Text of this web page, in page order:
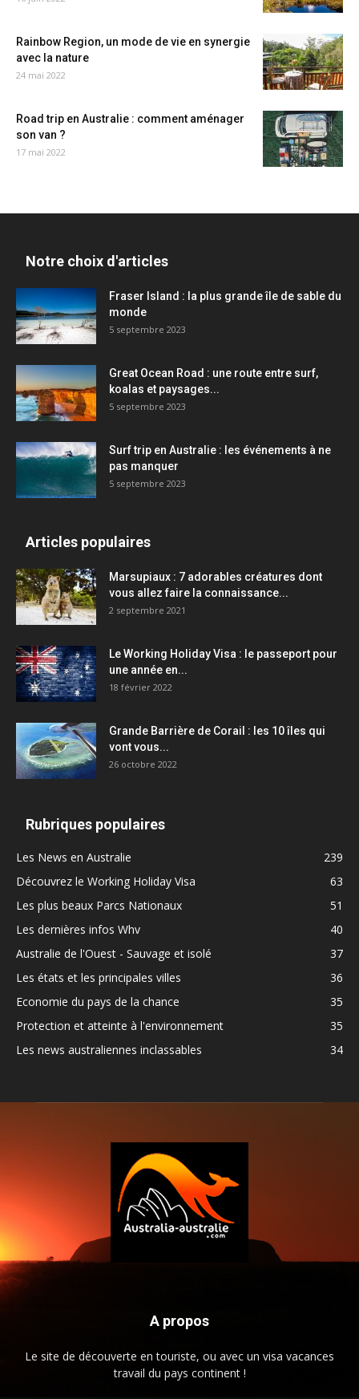
Rainbow Region, un mode de vie en synergie
avec la nature
24 mai 2022
Road trip en Australie : comment aménager
son van ?
17 mai 2022
Notre choix d'articles
Fraser Island : la plus grande île de sable du
monde
5 septembre 2023
Great Ocean Road : une route entre surf,
koalas et paysages...
5 septembre 2023
Surf trip en Australie : les événements à ne
pas manquer
5 septembre 2023
Articles populaires
Marsupiaux : 7 adorables créatures dont
vous allez faire la connaissance...
2 septembre 2021
Le Working Holiday Visa : le passeport pour
une année en...
18 février 2022
Grande Barrière de Corail : les 10 îles qui
vont vous...
26 octobre 2022
Rubriques populaires
Les News en Australie
239
Découvrez le Working Holiday Visa
63
Les plus beaux Parcs Nationaux
51
Les dernières infos Whv
40
Australie de l'Ouest - Sauvage et isolé
37
Les états et les principales villes
36
Economie du pays de la chance
35
Protection et atteinte à l'environnement
35
Les news australiennes inclassables
34
A propos
Le site de découverte en touriste, ou avec un visa vacances
travail du pays continent !